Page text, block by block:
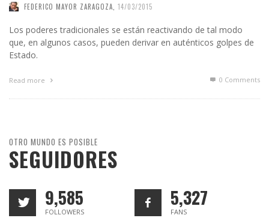
FEDERICO MAYOR ZARAGOZA 14/03/2015
Los poderes tradicionales se están reactivando de tal modo
que, en algunos casos, pueden derivar en auténticos golpes de
Estado.
Read more 0 Comments
OTRO MUNDO ES POSIBLE
SEGUIDORES
9,585
FOLLOWERS
5,327
FANS